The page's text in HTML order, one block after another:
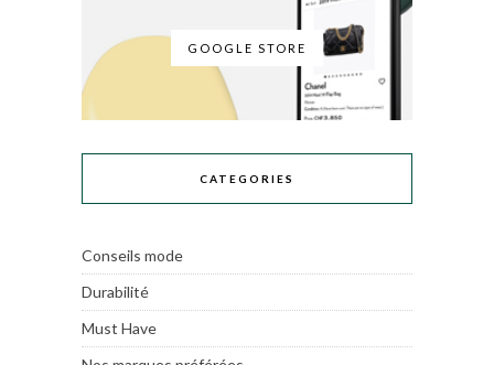
GOOGLE STORE
CATEGORIES
Conseils mode
Durabilité
Must Have